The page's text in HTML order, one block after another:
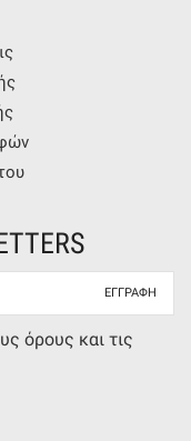
όρους και τις